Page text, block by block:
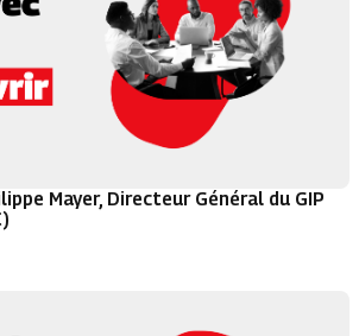
Mayer, Directeur Général du GIP